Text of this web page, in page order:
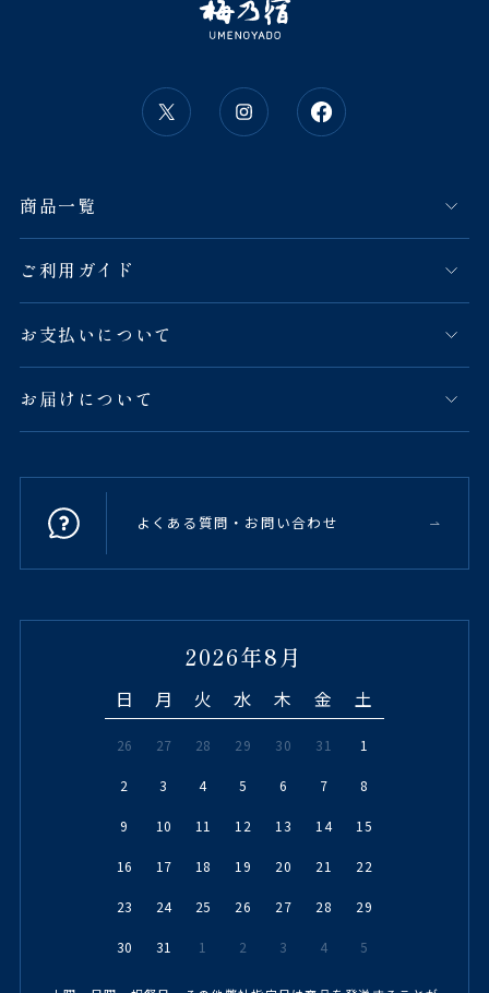
商品一覧
ご利用ガイド
お支払いについて
お届けについて
よくある質問・お問い合わせ
2026年8月
日 月 火 水 木 金 土
26 27 28 29 30 31 1
2 3 4 5 6 7 8
9 10 11 12 13 14 15
16 17 18 19 20 21 22
23 24 25 26 27 28 29
30 31 1 2 3 4 5